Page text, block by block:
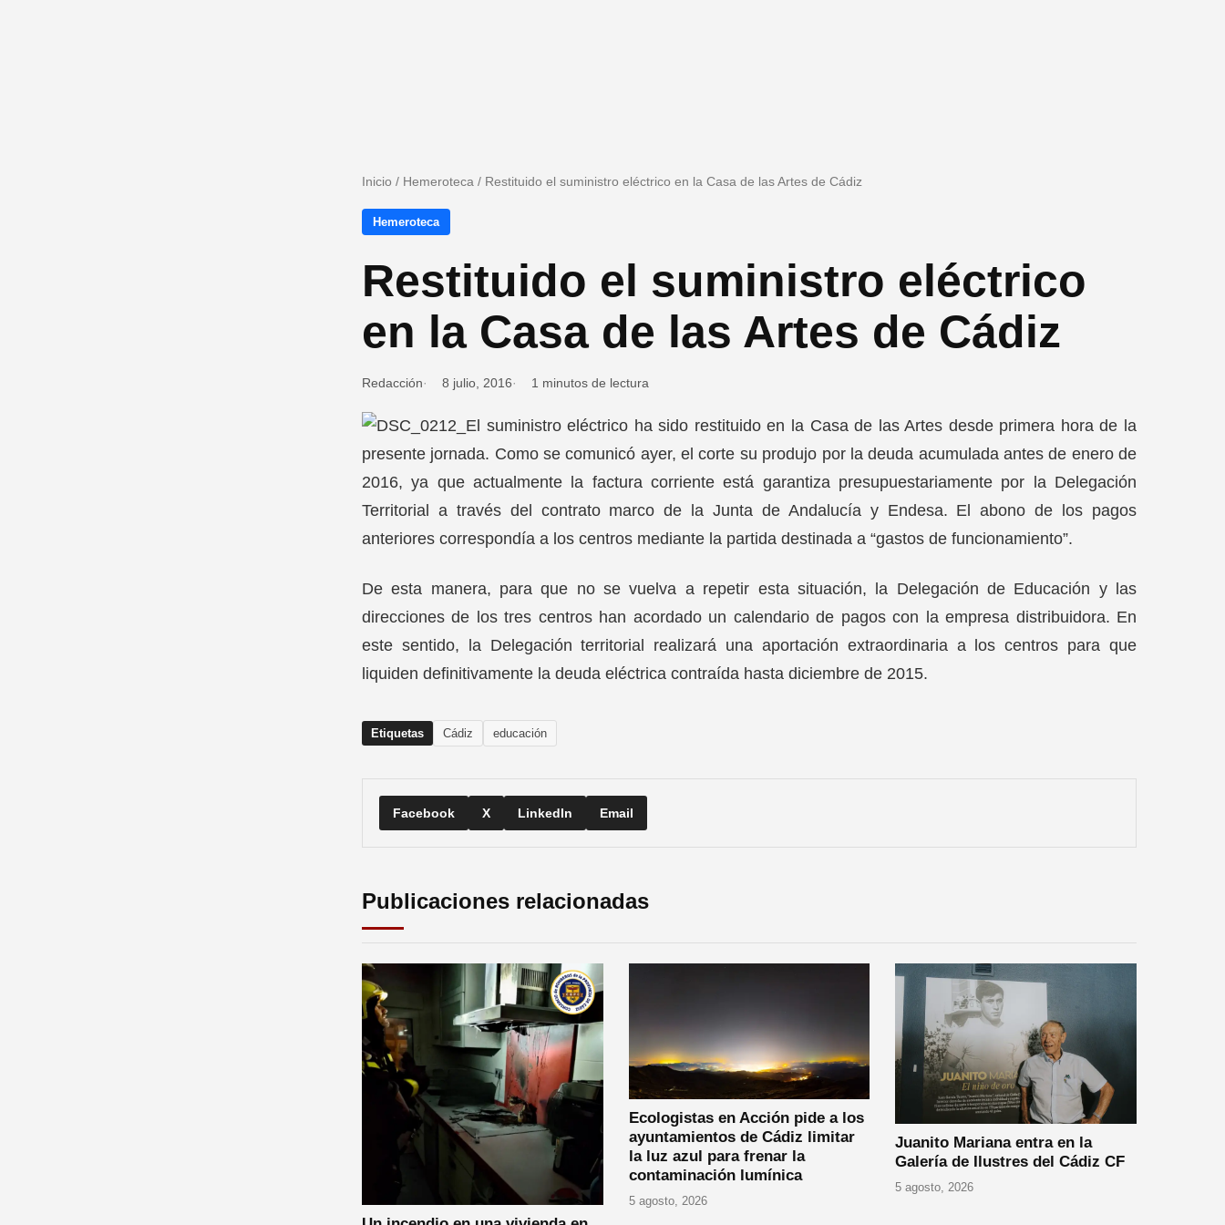
Inicio / Hemeroteca / Restituido el suministro eléctrico en la Casa de las Artes de Cádiz
Hemeroteca
Restituido el suministro eléctrico
en la Casa de las Artes de Cádiz
Redacción 8 julio, 2016 1 minutos de lectura
El suministro eléctrico ha sido restituido en la Casa de las Artes desde primera hora de la
presente jornada. Como se comunicó ayer, el corte su produjo por la deuda acumulada antes de enero de
2016, ya que actualmente la factura corriente está garantiza presupuestariamente por la Delegación
Territorial a través del contrato marco de la Junta de Andalucía y Endesa. El abono de los pagos
anteriores correspondía a los centros mediante la partida destinada a “gastos de funcionamiento”.
De esta manera, para que no se vuelva a repetir esta situación, la Delegación de Educación y las
direcciones de los tres centros han acordado un calendario de pagos con la empresa distribuidora. En
este sentido, la Delegación territorial realizará una aportación extraordinaria a los centros para que
liquiden definitivamente la deuda eléctrica contraída hasta diciembre de 2015.
Etiquetas Cádiz educación
Facebook X LinkedIn Email
Publicaciones relacionadas
Ecologistas en Acción pide a los
ayuntamientos de Cádiz limitar
la luz azul para frenar la
contaminación lumínica
5 agosto, 2026
Juanito Mariana entra en la
Galería de Ilustres del Cádiz CF
5 agosto, 2026